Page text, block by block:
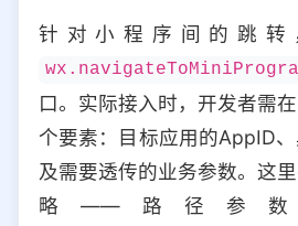
针对小程序间的跳转
口。实际接入时，开发者需
个要素：目标应用的AppID
及需要透传的业务参数。这
略——路径参